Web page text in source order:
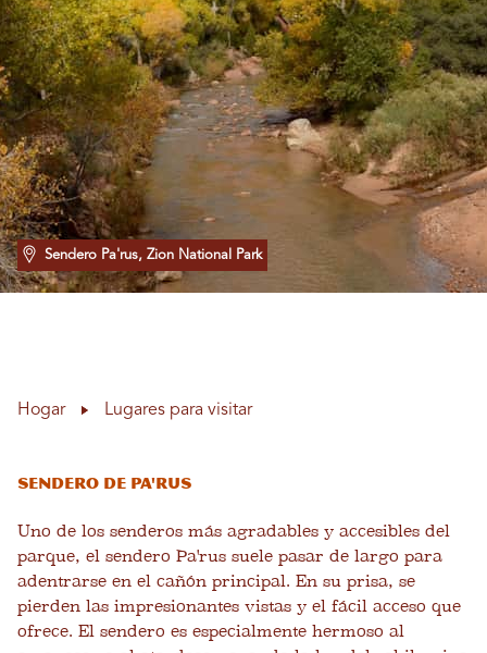
Sendero Pa'rus, Zion National Park
Hogar Lugares para visitar
Sendero de Pa'rus
Uno de los senderos más agradables y accesibles del
parque, el sendero Pa'rus suele pasar de largo para
adentrarse en el cañón principal. En su prisa, se
pierden las impresionantes vistas y el fácil acceso que
ofrece. El sendero es especialmente hermoso al